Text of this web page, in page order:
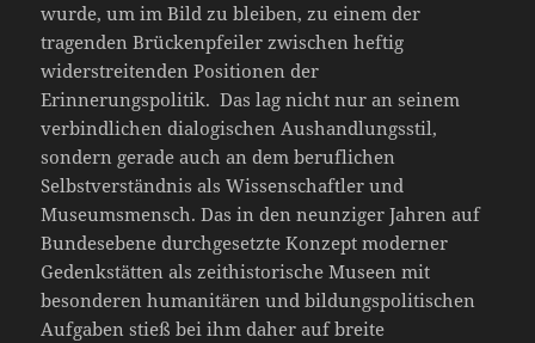
wurde, um im Bild zu bleiben, zu einem der
tragenden Brückenpfeiler zwischen heftig
widerstreitenden Positionen der
Erinnerungspolitik. Das lag nicht nur an seinem
verbindlichen dialogischen Aushandlungsstil,
sondern gerade auch an dem beruflichen
Selbstverständnis als Wissenschaftler und
Museumsmensch. Das in den neunziger Jahren auf
Bundesebene durchgesetzte Konzept moderner
Gedenkstätten als zeithistorische Museen mit
besonderen humanitären und bildungspolitischen
Aufgaben stieß bei ihm daher auf breite